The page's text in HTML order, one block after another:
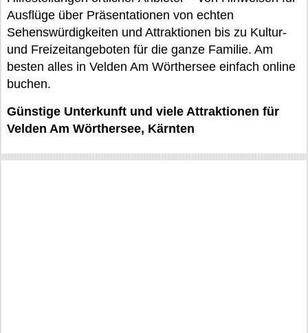
Ausflüge über Präsentationen von echten
Sehenswürdigkeiten und Attraktionen bis zu Kultur-
und Freizeitangeboten für die ganze Familie. Am
besten alles in Velden Am Wörthersee einfach online
buchen.
Günstige Unterkunft und viele Attraktionen für
Velden Am Wörthersee, Kärnten